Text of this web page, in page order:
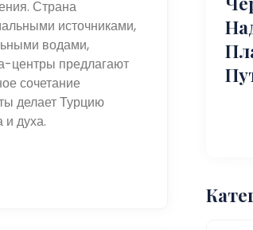
Страна
источниками,
водами,
центры предлагают
сочетание
делает Турцию
духа.